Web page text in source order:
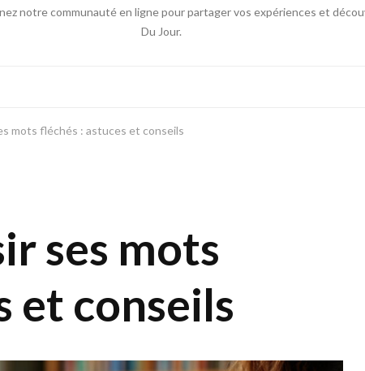
notre communauté en ligne pour partager vos expériences et
Du Jour.
mots fléchés : astuces et conseils
ses mots
et conseils